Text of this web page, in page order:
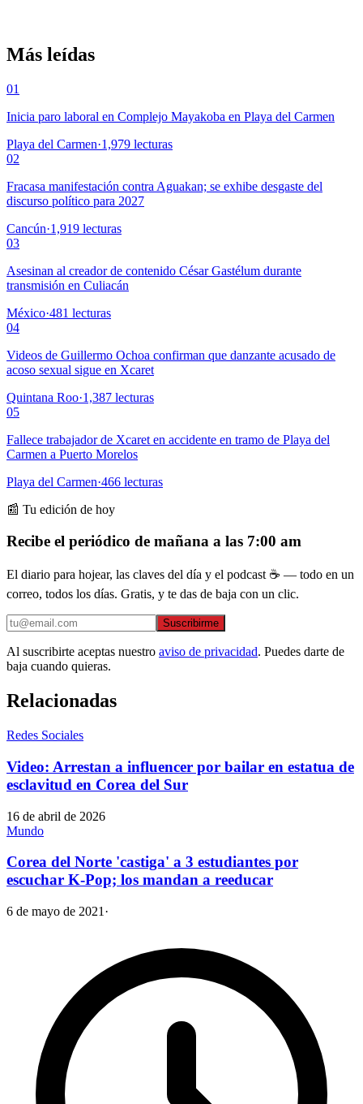
Más leídas
01
Inicia paro laboral en Complejo Mayakoba en Playa del Carmen
Playa del Carmen·1,979 lecturas
02
Fracasa manifestación contra Aguakan; se exhibe desgaste del
discurso político para 2027
Cancún·1,919 lecturas
03
Asesinan al creador de contenido César Gastélum durante
transmisión en Culiacán
México·481 lecturas
04
Videos de Guillermo Ochoa confirman que danzante acusado de
acoso sexual sigue en Xcaret
Quintana Roo·1,387 lecturas
05
Fallece trabajador de Xcaret en accidente en tramo de Playa del
Carmen a Puerto Morelos
Playa del Carmen·466 lecturas
📰 Tu edición de hoy
Recibe el periódico de mañana a las 7:00 am
El diario para hojear, las claves del día y el podcast ☕ — todo en un
correo, todos los días. Gratis, y te das de baja con un clic.
Suscribirme
Al suscribirte aceptas nuestro aviso de privacidad. Puedes darte de
baja cuando quieras.
Relacionadas
Redes Sociales
Video: Arrestan a influencer por bailar en estatua de
esclavitud en Corea del Sur
16 de abril de 2026
Mundo
Corea del Norte 'castiga' a 3 estudiantes por
escuchar K-Pop; los mandan a reeducar
6 de mayo de 2021 ·